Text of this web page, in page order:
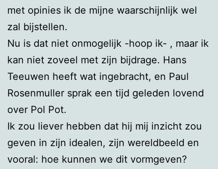
met opinies ik de mijne waarschijnlijk wel
zal bijstellen.
Nu is dat niet onmogelijk -hoop ik- , maar ik
kan niet zoveel met zijn bijdrage. Hans
Teeuwen heeft wat ingebracht, en Paul
Rosenmuller sprak een tijd geleden lovend
over Pol Pot.
Ik zou liever hebben dat hij mij inzicht zou
geven in zijn idealen, zijn wereldbeeld en
vooral: hoe kunnen we dit vormgeven?